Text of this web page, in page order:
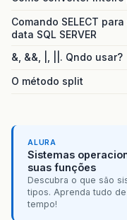
Comando SELECT
data SQL SERVER
&, &&, |, ||. Qndo usar?
O método split
ALURA
Sistemas
suas funções
Descubra o que são
tipos. Aprenda tudo
tempo!